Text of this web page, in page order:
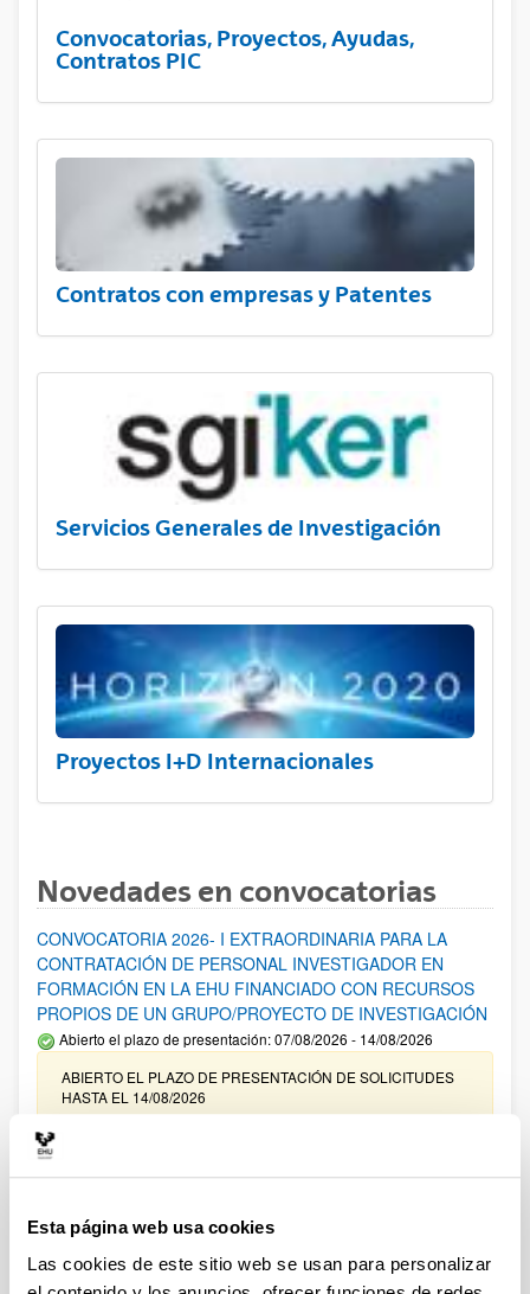
Esta página web usa cookies
Las cookies de este sitio web se usan para personalizar
Convocatorias, Proyectos, Ayudas,
Contratos PIC
Contratos con empresas y Patentes
Servicios Generales de Investigación
Proyectos I+D Internacionales
Novedades en convocatorias
CONVOCATORIA 2026- I EXTRAORDINARIA PARA LA
CONTRATACIÓN DE PERSONAL INVESTIGADOR EN
FORMACIÓN EN LA EHU FINANCIADO CON RECURSOS
PROPIOS DE UN GRUPO/PROYECTO DE INVESTIGACIÓN
Abierto el plazo de presentación: 07/08/2026 - 14/08/2026
ABIERTO EL PLAZO DE PRESENTACIÓN DE SOLICITUDES
HASTA EL 14/08/2026
Ayudas para financiación de la adquisición y renovación de
infraestructura científica y fondos bibliográficos en la
Trámite abierto
25/03/2026: Corrección de errores del listado provisional de
solicitudes admitidas y excluidas. 23/03/2026: Relación